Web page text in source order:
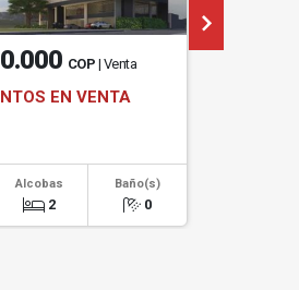
COP | Venta
EN VENTA
Alcobas
2
Baño(s)
0